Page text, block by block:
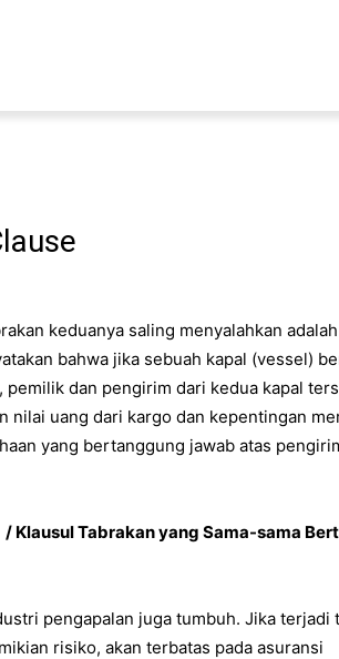
keduanya saling menyalahkan
bahwa jika sebuah kapal (vessel)
dan pengirim dari kedua kapal
nilai uang dari kargo dan kepentingan
yang bertanggung jawab atas
Klausul Tabrakan yang Sama-sama
pengapalan juga tumbuh. Jika terjadi
risiko, akan terbatas pada asuransi